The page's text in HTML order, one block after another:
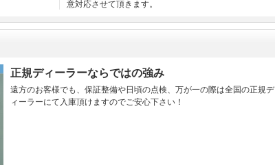
意対応させて頂きます。
正規ディーラーならではの強み
遠方のお客様でも、保証整備や日頃の点検、万が一の際は全国の正規デ
ィーラーにて入庫頂けますのでご安心下さい！